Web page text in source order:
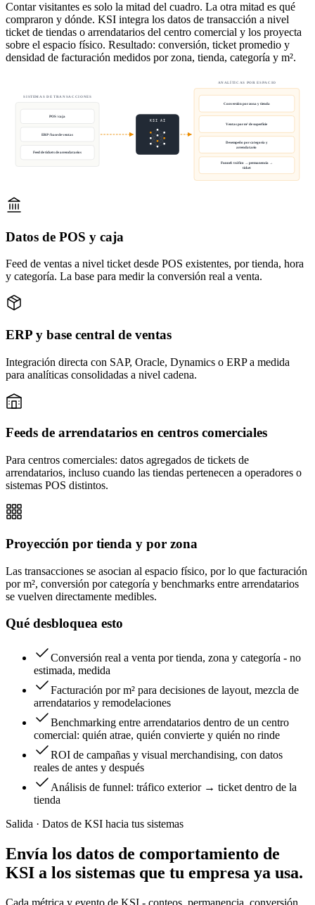
Contar visitantes es solo la mitad del cuadro. La otra mitad es qué
compraron y dónde. KSI integra los datos de transacción a nivel
ticket de tiendas o arrendatarios del centro comercial y los proyecta
sobre el espacio físico. Resultado: conversión, ticket promedio y
densidad de facturación medidos por zona, tienda, categoría y m².
SISTEMAS DE TRANSACCIONES
ANALÍTICAS POR ESPACIO
POS / caja
ERP / base de ventas
Feed de tickets de arrendatarios
Conversión por zona y tienda
Ventas por m² de superficie
Desempeño por categoría y
arrendatario
Funnel: tráfico → permanencia →
ticket
KSI AI
Datos de POS y caja
Feed de ventas a nivel ticket desde POS existentes, por tienda, hora
y categoría. La base para medir la conversión real a venta.
ERP y base central de ventas
Integración directa con SAP, Oracle, Dynamics o ERP a medida
para analíticas consolidadas a nivel cadena.
Feeds de arrendatarios en centros comerciales
Para centros comerciales: datos agregados de tickets de
arrendatarios, incluso cuando las tiendas pertenecen a operadores o
sistemas POS distintos.
Proyección por tienda y por zona
Las transacciones se asocian al espacio físico, por lo que facturación
por m², conversión por categoría y benchmarks entre arrendatarios
se vuelven directamente medibles.
Qué desbloquea esto
Conversión real a venta por tienda, zona y categoría - no
estimada, medida
Facturación por m² para decisiones de layout, mezcla de
arrendatarios y remodelaciones
Benchmarking entre arrendatarios dentro de un centro
comercial: quién atrae, quién convierte y quién no rinde
ROI de campañas y visual merchandising, con datos
reales de antes y después
Análisis de funnel: tráfico exterior → ticket dentro de la
tienda
Salida · Datos de KSI hacia tus sistemas
Envía los datos de comportamiento de
KSI a los sistemas que tu empresa ya usa.
Cada métrica y evento de KSI - conteos, permanencia, conversión,